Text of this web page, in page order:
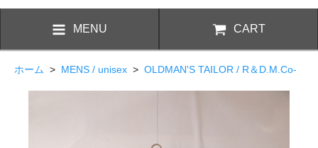
MENU CART
ホーム > MENS / unisex > OLDMAN'S TAILOR / R＆D.M.Co-